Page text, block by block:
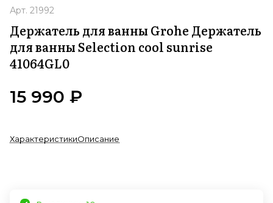
Арт. 21992
Держатель для ванны Grohe Держатель
для ванны Selection cool sunrise
41064GL0
15 990 ₽
ХарактеристикиОписание